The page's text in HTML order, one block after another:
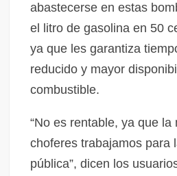
abastecerse en estas
el litro de gasolina en 50
ya que les garantiza
reducido y mayor
combustible.
“No es rentable, ya que
choferes trabajamos para
pública”, dicen los